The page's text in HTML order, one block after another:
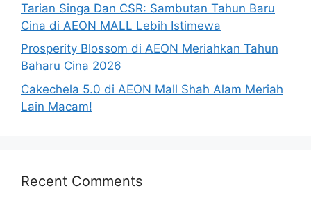
Tarian Singa Dan CSR: Sambutan Tahun Baru
Cina di AEON MALL Lebih Istimewa
Prosperity Blossom di AEON Meriahkan Tahun
Baharu Cina 2026
Cakechela 5.0 di AEON Mall Shah Alam Meriah
Lain Macam!
Recent Comments